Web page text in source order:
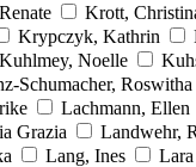
Krott,
Krypczyk, Kathrin
Kuhlmey, Noelle
Schumacher, Roswitha
Lachmann, Ellen
Grazia
Landwehr,
Lang, Ines